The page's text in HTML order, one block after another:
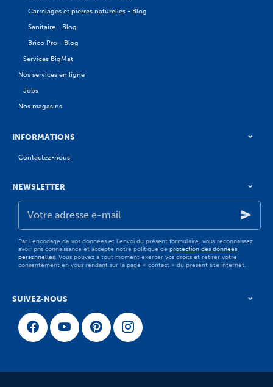
Carrelages et pierres naturelles - Blog
Sanitaire - Blog
Brico Pro - Blog
Services BigMat
Nos services en ligne
Jobs
Nos magasins
INFORMATIONS
Contactez-nous
NEWSLETTER
Votre
adresse
Par l'encodage de vos données et l'envoi du présent formulaire, vous reconnaissez
avoir pris connaissance et accepté notre politique de protection des données
personnelles . Vous pouvez à tout moment exercer vos droits et retirer votre
consentement en vous rendant sur la page « contact » du présent site internet.
SUIVEZ-NOUS